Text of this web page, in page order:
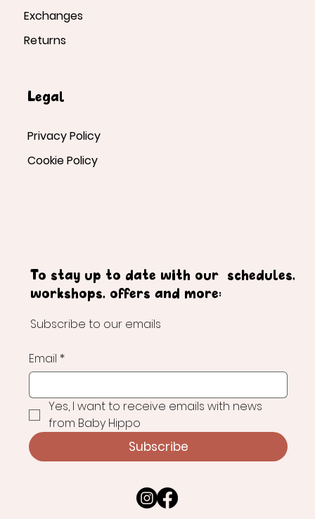
Exchanges
Returns
Legal
Privacy Policy
Cookie Policy
To stay up to date with our schedules,
workshops, offers and more:
Subscribe to our emails
Email *
Yes, I want to receive emails with news
from Baby Hippo
Subscribe